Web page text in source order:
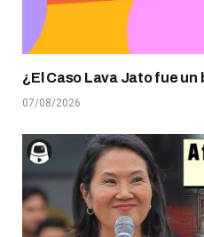
¿El Caso Lava Jato fue un
07/08/2026